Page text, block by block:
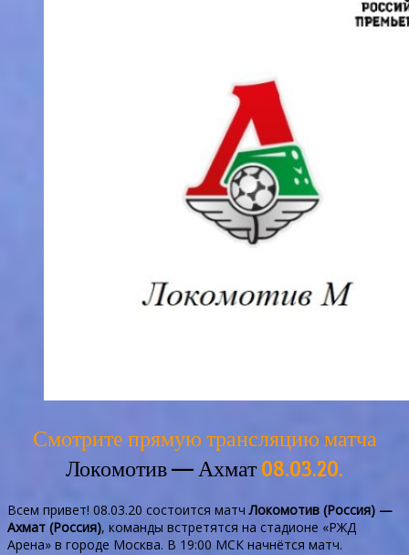
Смотрите прямую трансляцию матча
Локомотив — Ахмат08.03.20.
Всем привет! 08.03.20 состоится матчЛокомотив (Россия) —
Ахмат (Россия), команды встретятся на стадионе «РЖД
Арена» в городе Москва. В 19:00 МСК начнётся матч.